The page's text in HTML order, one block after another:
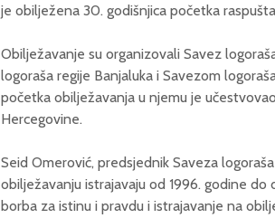
je obilježena 30. godišnjica početka
Obilježavanje su organizovali Savez
logoraša regije Banjaluka i Savezom
početka obilježavanja u njemu je
Hercegovine.
Seid Omerović, predsjednik Saveza
obilježavanju istrajavaju od 1996. godine
borba za istinu i pravdu i istrajavanje na